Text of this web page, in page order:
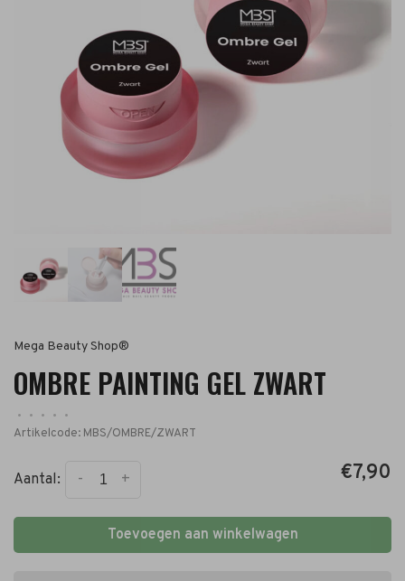
Mega Beauty Shop®
OMBRE PAINTING GEL ZWART
• • • •
•
Artikelcode: MBS/OMBRE/ZWART
Aantal: +
- €7,90
Toevoegen aan winkelwagen